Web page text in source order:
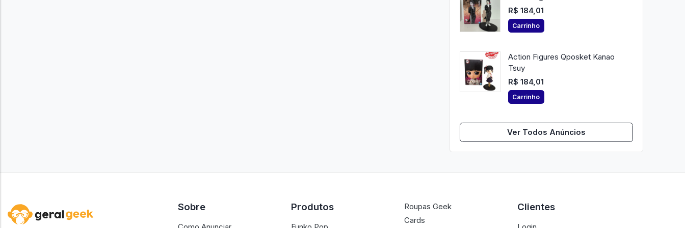
R$ 184,01
Carrinho
Action Figures Qposket Kanao
Tsuy
R$ 184,01
Carrinho
Ver Todos Anúncios
Sobre Produtos
Roupas Geek
Cards
Clientes